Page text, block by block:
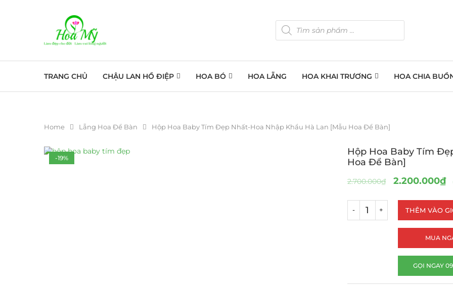
TRANG CHỦ CHẬU LAN HỒ ĐIỆP HOA BÓ HOA LẴNG HOA KHAI TRƯƠNG HOA CHIA
Home Lẵng Hoa Để Bàn Hộp Hoa Baby Tím Đẹp Nhất-Hoa Nhập Khẩu Hà Lan [Mẫu Hoa Để Bàn]
-19%
Hộp Hoa Baby Tím
Hoa Để Bàn]
2.700.000₫ 2.200.000₫
THÊM VÀO
MUA
GỌI NGAY